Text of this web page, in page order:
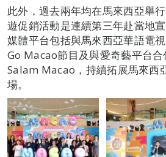
此外，過去兩年均在馬來西亞舉
遊促銷活動是連續第三年赴當地
媒體平台包括與馬來西亞華語電
Go Macao節目及與愛奇藝平台
Salam Macao，持續拓展馬來西
場。